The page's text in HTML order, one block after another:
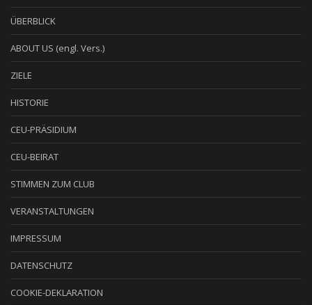
ÜBERBLICK
ABOUT US (engl. Vers.)
ZIELE
HISTORIE
CEU-PRÄSIDIUM
CEU-BEIRAT
STIMMEN ZUM CLUB
VERANSTALTUNGEN
IMPRESSUM
DATENSCHUTZ
COOKIE-DEKLARATION